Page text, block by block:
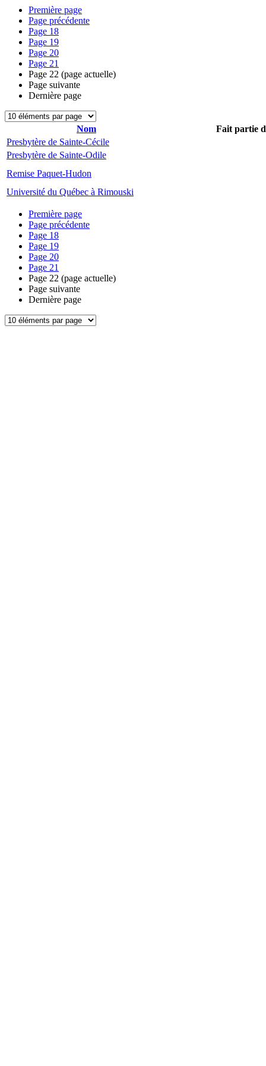
Première page
Page précédente
Page 18
Page 19
Page 20
Page 21
Page 22 (page actuelle)
Page suivante
Dernière page
Nom
Fait partie
Presbytère de Sainte-Cécile
Presbytère de Sainte-Odile
Remise Paquet-Hudon
Université du Québec à Rimouski
Première page
Page précédente
Page 18
Page 19
Page 20
Page 21
Page 22 (page actuelle)
Page suivante
Dernière page